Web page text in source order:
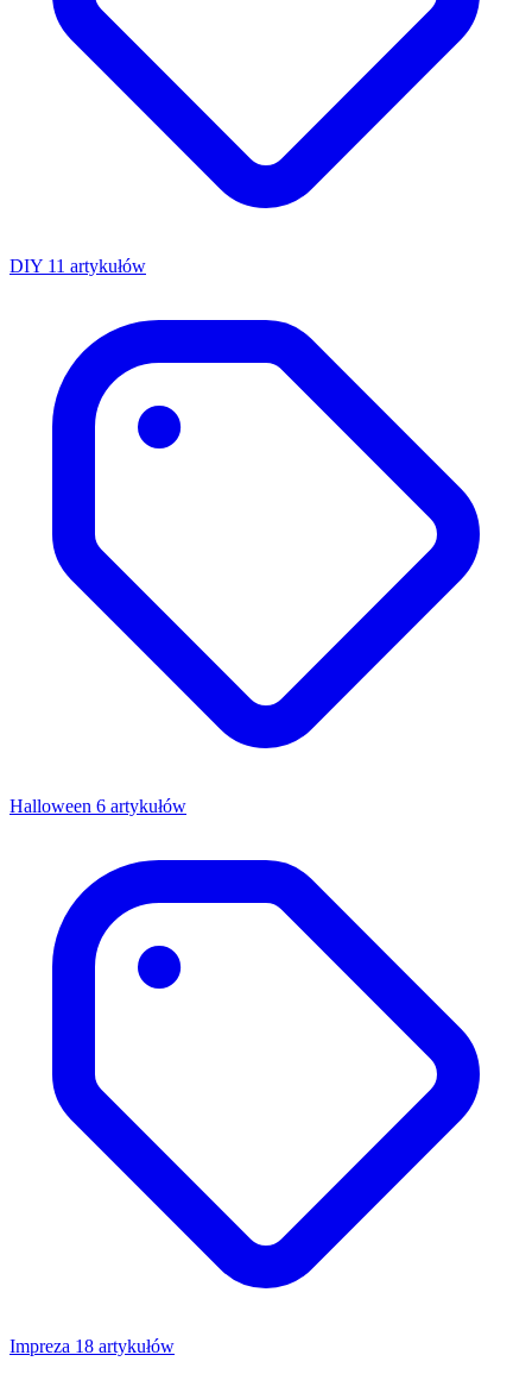
DIY 11 artykułów
Halloween 6 artykułów
Impreza 18 artykułów